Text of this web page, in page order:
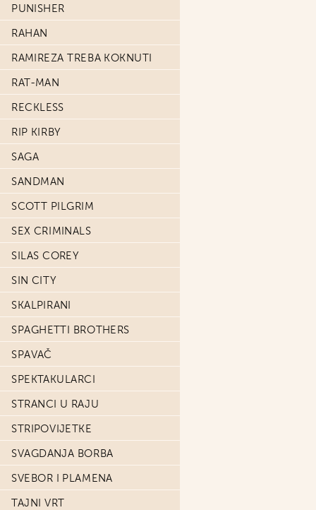
PUNISHER
RAHAN
RAMIREZA TREBA KOKNUTI
RAT-MAN
RECKLESS
RIP KIRBY
SAGA
SANDMAN
SCOTT PILGRIM
SEX CRIMINALS
SILAS COREY
SIN CITY
SKALPIRANI
SPAGHETTI BROTHERS
SPAVAČ
SPEKTAKULARCI
STRANCI U RAJU
STRIPOVIJETKE
SVAGDANJA BORBA
SVEBOR I PLAMENA
TAJNI VRT